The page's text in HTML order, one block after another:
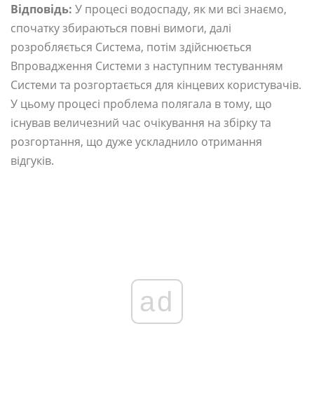
Відповідь: У процесі водоспаду, як ми всі знаємо,
спочатку збираються повні вимоги, далі
розробляється Система, потім здійснюється
Впровадження Системи з наступним тестуванням
Системи та розгортається для кінцевих користувачів.
У цьому процесі проблема полягала в тому, що
існував величезний час очікування на збірку та
розгортання, що дуже ускладнило отримання
відгуків.
ad